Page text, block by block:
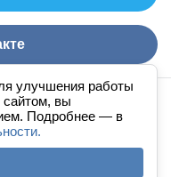
улучшения работы
сайтом, вы
Подробнее — в
книгав ухе